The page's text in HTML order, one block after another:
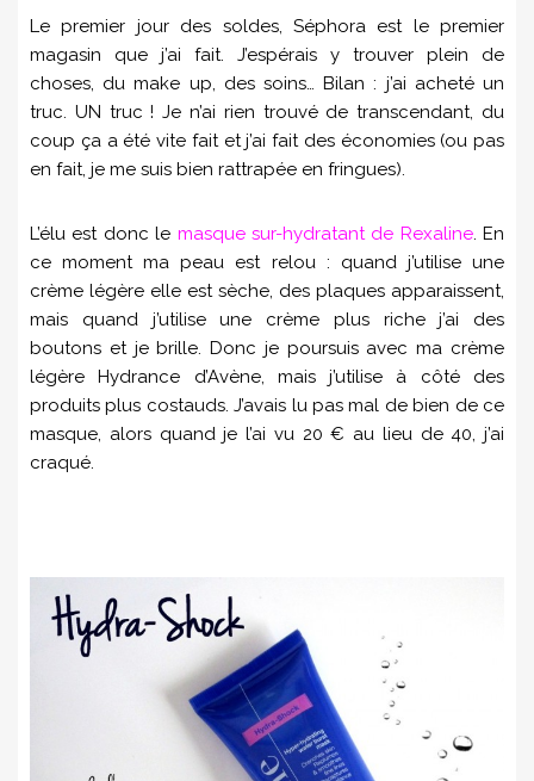
Le premier jour des soldes, Séphora est le premier
magasin que j’ai fait. J’espérais y trouver plein de
choses, du make up, des soins… Bilan : j’ai acheté un
truc. UN truc ! Je n’ai rien trouvé de transcendant, du
coup ça a été vite fait et j’ai fait des économies (ou pas
en fait, je me suis bien rattrapée en fringues).
L’élu est donc le masque sur-hydratant de Rexaline. En
ce moment ma peau est relou : quand j’utilise une
crème légère elle est sèche, des plaques apparaissent,
mais quand j’utilise une crème plus riche j’ai des
boutons et je brille. Donc je poursuis avec ma crème
légère Hydrance d’Avène, mais j’utilise à côté des
produits plus costauds. J’avais lu pas mal de bien de ce
masque, alors quand je l’ai vu 20 € au lieu de 40, j’ai
craqué.